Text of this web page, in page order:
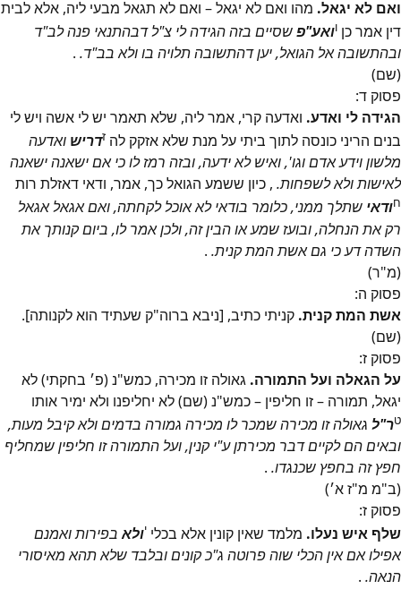
ואם לא יגאל. מהו ואם לא יגאל – ואם לא תגאל מבעי ליה, אלא לבית
דין אמר כן וואע"פשסיים בזה הגידה לי צ"ל דבהתנאי פנה לב"ד
ובהתשובה אל הגואל, יען דהתשובה תלויה בו ולא בב"ד. .
(שם)
פסוק ד:
הגידה לי ואדע. ואדעה קרי, אמר ליה, שלא תאמר יש לי אשה ויש לי
בנים הריני כונסה לתוך ביתי על מנת שלא אזקק לה זדריש ואדעה
מלשון וידע אדם וגו', ואיש לא ידעה, ובזה רמז לו כי אם ישאנה ישאנה
לאישות ולא לשפחות. , כיון ששמע הגואל כך, אמר, ודאי דאזלת רות
חודאי שתלך ממני, כלומר בודאי לא אוכל לקחתה, ואם אגאל אגאל
רק את הנחלה, ובועז שמע או הבין זה, ולכן אמר לו, ביום קנותך את
השדה דע כי גם אשת המת קנית. .
(מ"ר)
פסוק ה:
אשת המת קנית. קניתי כתיב, [ניבא ברוה"ק שעתיד הוא לקנותה].
(שם)
פסוק ז:
על הגאלה ועל התמורה. גאולה זו מכירה, כמש"נ (פ׳ בחקתי) לא
יגאל, תמורה – זו חליפין – כמש"נ (שם) לא יחליפנו ולא ימיר אותו
טר"ל גאולה זו מכירה שמכר לו מכירה גמורה בדמים ולא קיבל מעות,
ובאים הם לקיים דבר מכירתן ע"י קנין, ועל התמורה זו חליפין שמחליף
חפץ זה בחפץ שכנגדו. .
(ב"מ מ"ז א׳)
פסוק ז:
שלף איש נעלו. מלמד שאין קונין אלא בכלי יולאבפירות ואמנם
אפילו אם אין הכלי שוה פרוטה ג"כ קונים ובלבד שלא תהא מאיסורי
הנאה. .